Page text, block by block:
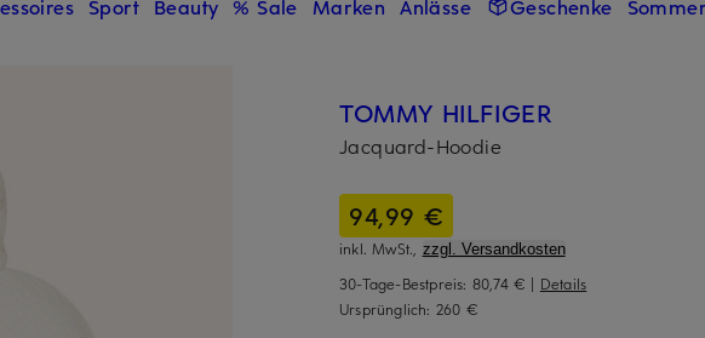
Sport Beauty % Sale Marken Anlässe Geschenke
TOMMY HILFIGER
Jacquard-Hoodie
94,99 €
inkl. MwSt., zzgl. Versandkosten
30-Tage-Bestpreis: 80,74 € | Details
Ursprünglich: 260 €